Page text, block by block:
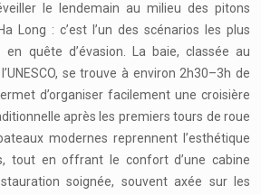
le lendemain au milieu des pitons
Long : c’est l’un des scénarios les plus
quête d’évasion. La baie, classée au
se trouve à environ 2h30–3h de
d’organiser facilement une croisière
après les premiers tours de roue
modernes reprennent l’esthétique
tout en offrant le confort d’une cabine
soignée, souvent axée sur les